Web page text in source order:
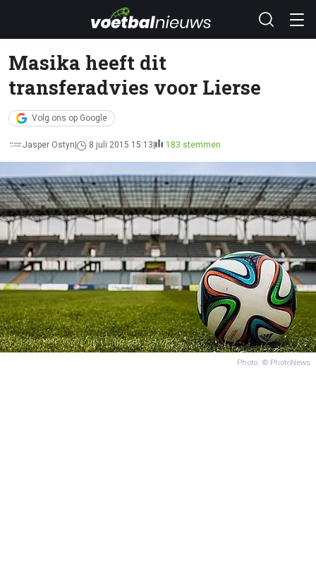
Masika heeft dit
transferadvies voor Lierse
Volg ons op Google
Jasper Ostyn 8 juli 2015 15:13 183 stemmen
Photo: © PhotoNews